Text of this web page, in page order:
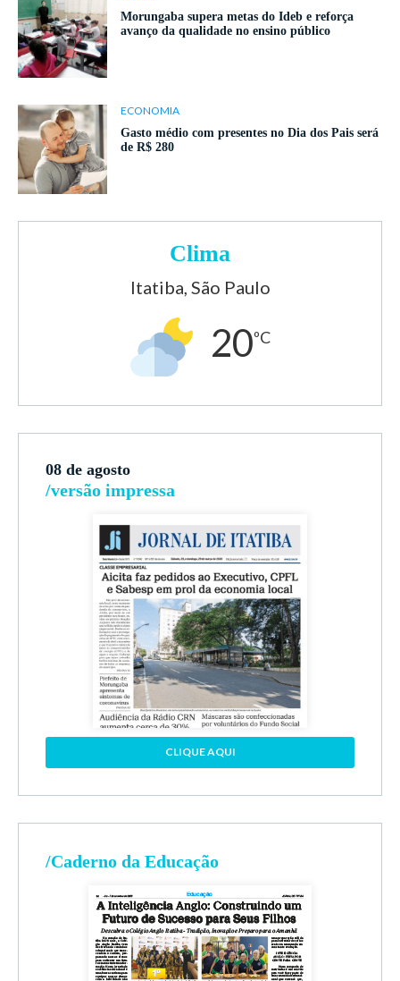
Morungaba supera metas do Ideb e reforça
avanço da qualidade no ensino público
ECONOMIA
Gasto médio com presentes no Dia dos Pais será
de R$ 280
Clima
Itatiba, São Paulo
20ºC
08 de agosto
/versão impressa
CLIQUE AQUI
/Caderno da Educação